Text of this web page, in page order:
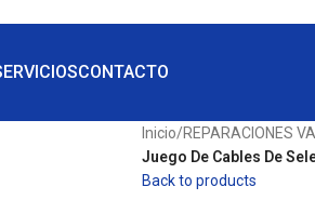
CONTACTO
Inicio/REPARACIONES
Juego De Cables De
Back to products